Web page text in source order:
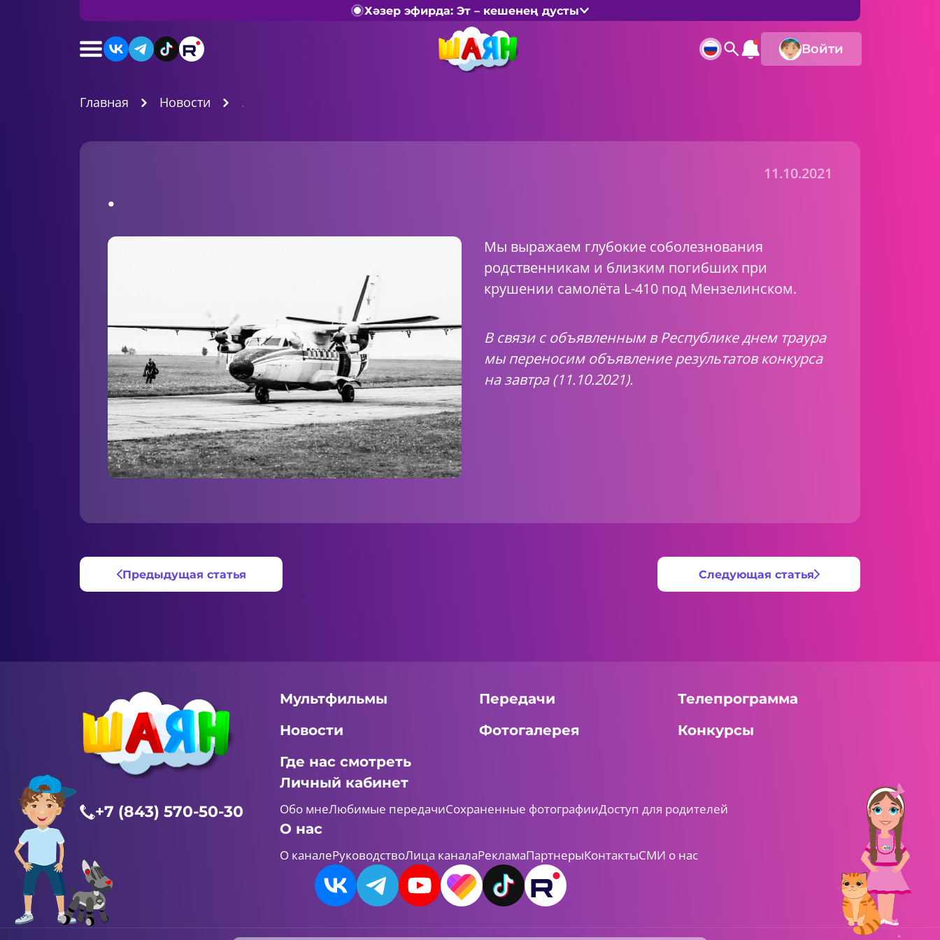
Хәзер эфирда: Эт – кешенең дусты
Войти
Главная Новости .
11.10.2021
.
Мы выражаем глубокие соболезнования
родственникам и близким погибших при
крушении самолёта L-410 под Мензелинском.
В связи с объявленным в Республике днем траура
мы переносим объявление результатов конкурса
на завтра (11.10.2021).
Предыдущая статья Следующая статья
+7 (843) 570-50-30
Мультфильмы Передачи
Телепрограмма
Новости
Фотогалерея
Конкурсы
Где нас смотреть
Личный кабинет
Обо мнеЛюбимые передачиСохраненные фотографииДоступ для родителей
О нас
О каналеРуководствоЛица каналаРекламаПартнерыКонтактыСМИ о нас